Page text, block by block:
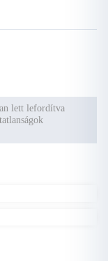
lett lefordítva